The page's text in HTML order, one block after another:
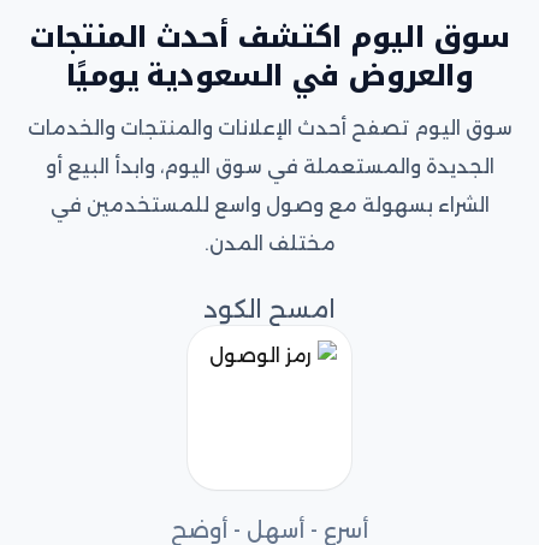
سوق اليوم اكتشف أحدث المنتجات
والعروض في السعودية يوميًا
سوق اليوم تصفح أحدث الإعلانات والمنتجات والخدمات
الجديدة والمستعملة في سوق اليوم، وابدأ البيع أو
الشراء بسهولة مع وصول واسع للمستخدمين في
مختلف المدن.
امسح الكود
أسرع - أسهل - أوضح